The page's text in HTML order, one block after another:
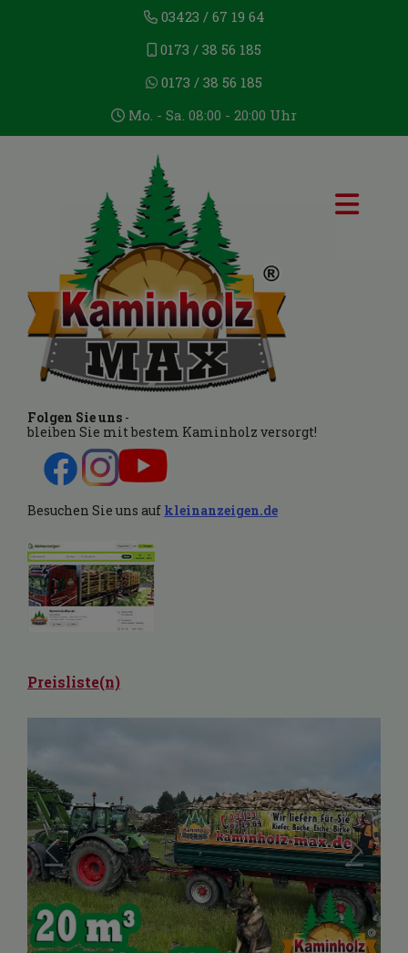
03423 / 67 19 64
0173 / 38 56 185
0173 / 38 56 185
Mo. - Sa. 08:00 - 20:00 Uhr
Folgen Sie uns -
bleiben Sie mit bestem Kaminholz versorgt!
Besuchen Sie uns auf kleinanzeigen.de
Preisliste(n)